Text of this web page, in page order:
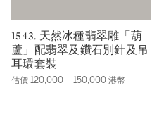
1543. 天然冰種翡翠雕「葫
蘆」配翡翠及鑽石別針及吊
耳環套裝
估價 120,000 – 150,000 港幣